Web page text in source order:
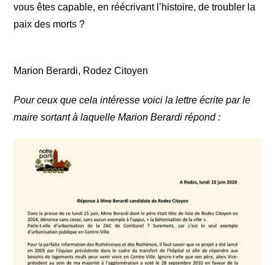
vous êtes capable, en réécrivant l’histoire, de troubler la
paix des morts ?
Marion Berardi, Rodez Citoyen
Pour ceux que cela intéresse voici la lettre écrite par le
maire sortant à laquelle Marion Berardi répond :